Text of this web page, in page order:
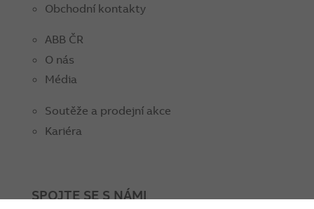
Obchodní kontakty
ABB ČR
O nás
Média
Soutěže a prodejní akce
Kariéra
SPOJTE SE S NÁMI